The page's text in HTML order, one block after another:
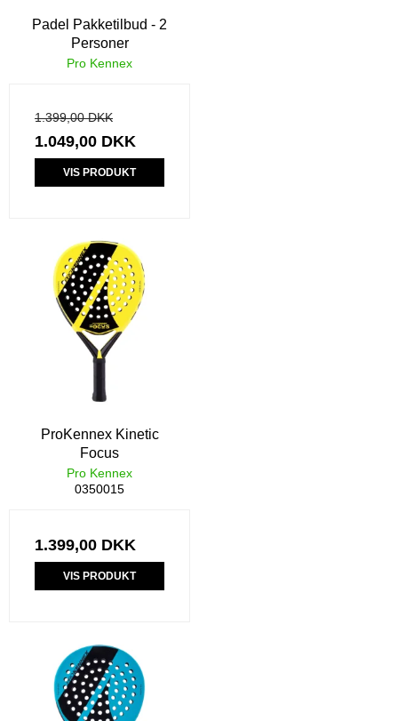
Padel Pakketilbud - 2
Personer
Pro Kennex
1.399,00 DKK
1.049,00 DKK
VIS PRODUKT
ProKennex Kinetic
Focus
Pro Kennex
0350015
1.399,00 DKK
VIS PRODUKT